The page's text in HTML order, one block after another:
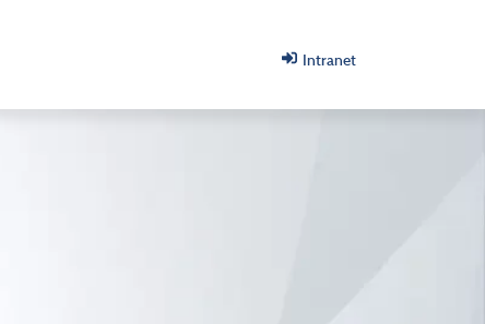
Intranet